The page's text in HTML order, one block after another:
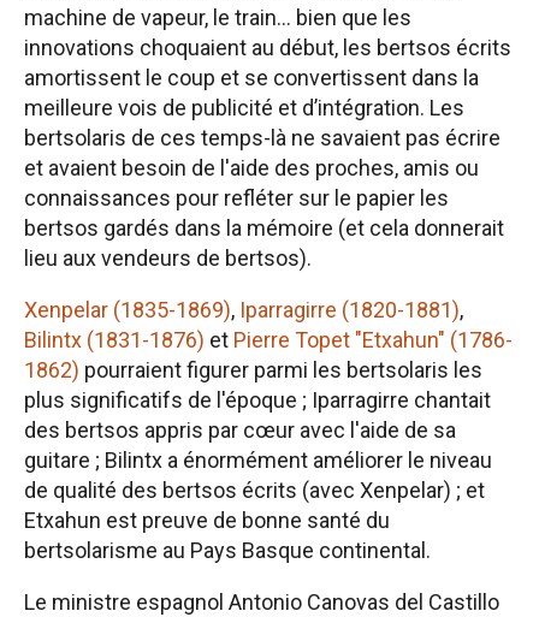
machine de vapeur, le train... bien que les
innovations choquaient au début, les bertsos écrits
amortissent le coup et se convertissent dans la
meilleure vois de publicité et d’intégration. Les
bertsolaris de ces temps-là ne savaient pas écrire
et avaient besoin de l'aide des proches, amis ou
connaissances pour refléter sur le papier les
bertsos gardés dans la mémoire (et cela donnerait
lieu aux vendeurs de bertsos).
Xenpelar (1835-1869), Iparragirre (1820-1881),
Bilintx (1831-1876) et Pierre Topet "Etxahun" (1786-
1862) pourraient figurer parmi les bertsolaris les
plus significatifs de l'époque ; Iparragirre chantait
des bertsos appris par cœur avec l'aide de sa
guitare ; Bilintx a énormément améliorer le niveau
de qualité des bertsos écrits (avec Xenpelar) ; et
Etxahun est preuve de bonne santé du
bertsolarisme au Pays Basque continental.
Le ministre espagnol Antonio Canovas del Castillo